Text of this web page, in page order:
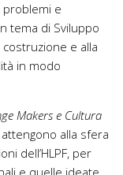
problemi e
tema di Sviluppo
e alla
in modo
Makers e Cultura
alla sfera
dell’HLPF, per
e quelle ideate